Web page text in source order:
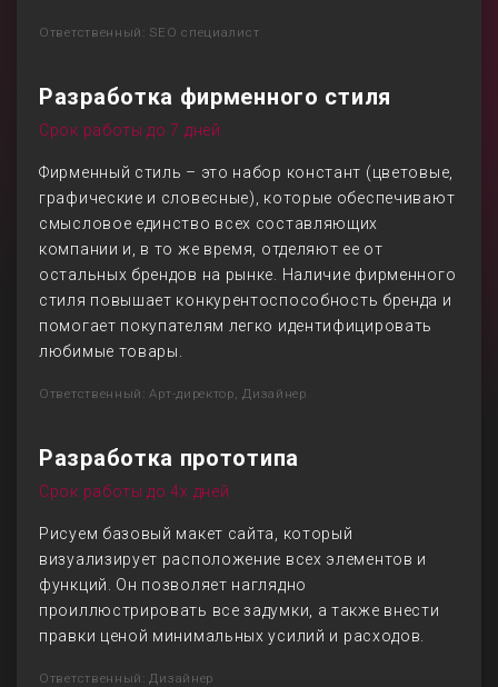
Ответственный: SEO специалист
Разработка фирменного стиля
Срок работы до 7 дней
Фирменный стиль – это набор констант (цветовые,
графические и словесные), которые обеспечивают
смысловое единство всех составляющих
компании и, в то же время, отделяют ее от
остальных брендов на рынке. Наличие фирменного
стиля повышает конкурентоспособность бренда и
помогает покупателям легко идентифицировать
любимые товары.
Ответственный: Арт-директор, Дизайнер
Разработка прототипа
Срок работы до 4х дней
Рисуем базовый макет сайта, который
визуализирует расположение всех элементов и
функций. Он позволяет наглядно
проиллюстрировать все задумки, а также внести
правки ценой минимальных усилий и расходов.
Ответственный: Дизайнер